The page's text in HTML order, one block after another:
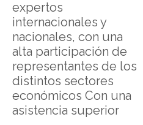
expertos
internacionales y
nacionales, con una
alta participación de
representantes de los
distintos sectores
económicos Con una
asistencia superior